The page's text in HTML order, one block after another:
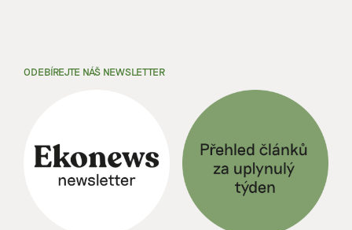
ODEBÍREJTE NÁŠ NEWSLETTER